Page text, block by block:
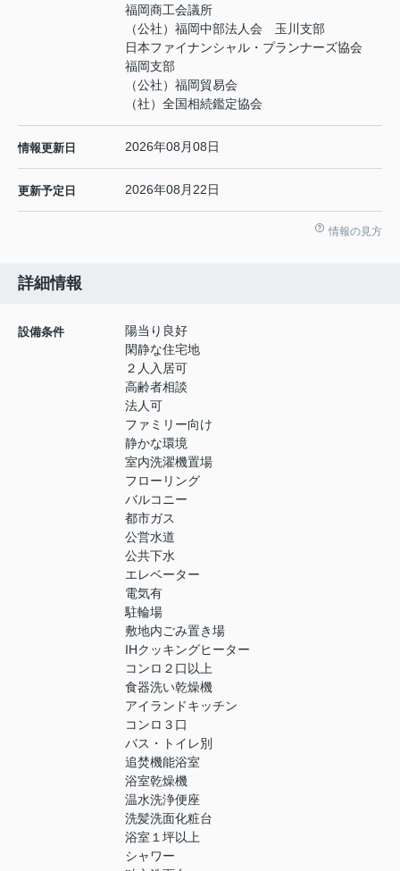
福岡商工会議所
（公社）福岡中部法人会 玉川支部
日本ファイナンシャル・プランナーズ協会
福岡支部
（公社）福岡貿易会
（社）全国相続鑑定協会
情報更新日 2026年08月08日
更新予定日 2026年08月22日
情報の見方
詳細情報
設備条件
陽当り良好
閑静な住宅地
２人入居可
高齢者相談
法人可
ファミリー向け
静かな環境
室内洗濯機置場
フローリング
バルコニー
都市ガス
公営水道
公共下水
エレベーター
電気有
駐輪場
敷地内ごみ置き場
IHクッキングヒーター
コンロ２口以上
食器洗い乾燥機
アイランドキッチン
コンロ３口
バス・トイレ別
追焚機能浴室
浴室乾燥機
温水洗浄便座
洗髪洗面化粧台
浴室１坪以上
シャワー